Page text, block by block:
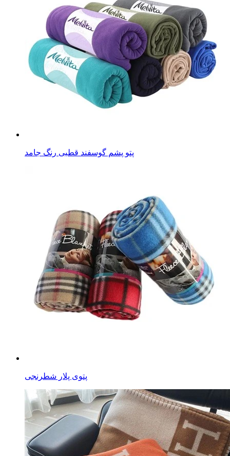
پتو پشم گوسفند قطبی رنگ جامد
پتوی پلار شطرنجی